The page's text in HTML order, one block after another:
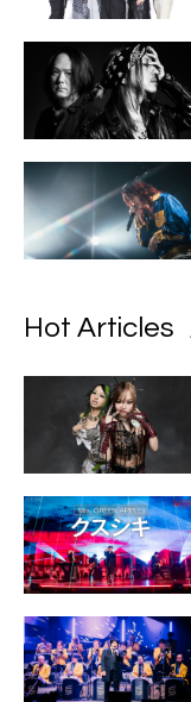
Hot Articles